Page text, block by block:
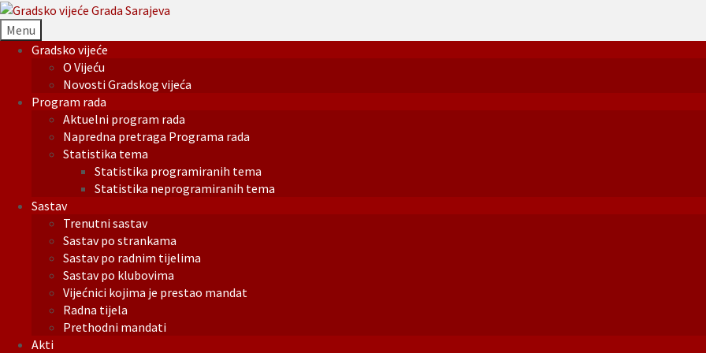
Menu
Gradsko vijeće
O Vijeću
Novosti Gradskog vijeća
Program rada
Aktuelni program rada
Napredna pretraga Programa rada
Statistika tema
Statistika programiranih tema
Statistika neprogramiranih tema
Sastav
Trenutni sastav
Sastav po strankama
Sastav po radnim tijelima
Sastav po klubovima
Vijećnici kojima je prestao mandat
Radna tijela
Prethodni mandati
Akti